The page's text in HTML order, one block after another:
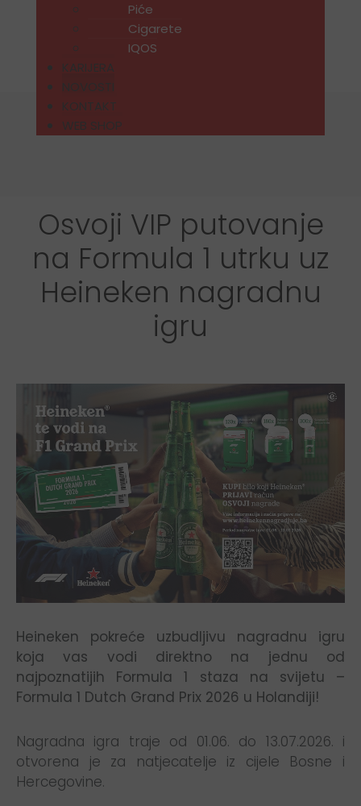
Piće
Cigarete
IQOS
KARIJERA
NOVOSTI
KONTAKT
WEB SHOP
Osvoji VIP putovanje
na Formula 1 utrku uz
Heineken nagradnu
igru
Heineken pokreće uzbudljivu nagradnu igru
koja vas vodi direktno na jednu od
najpoznatijih Formula 1 staza na svijetu –
Formula 1 Dutch Grand Prix 2026 u Holandiji!
Nagradna igra traje od 01.06. do 13.07.2026. i
otvorena je za natjecatelje iz cijele Bosne i
Hercegovine.